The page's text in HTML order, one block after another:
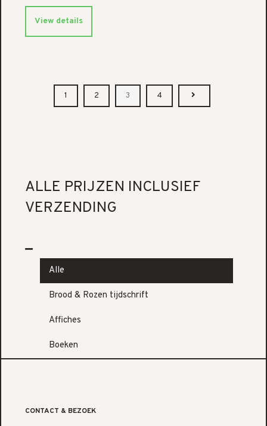
View details
1 2 3 4
ALLE PRIJZEN INCLUSIEF
VERZENDING
Alle
Brood & Rozen tijdschrift
Affiches
Boeken
CONTACT & BEZOEK